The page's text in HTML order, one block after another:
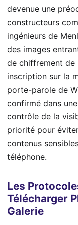
devenue une
constructeurs
ingénieurs de
des images
de chiffrement
inscription sur la
porte-parole de
confirmé dans
contrôle de la
priorité pour
contenus
téléphone.
Les
Télécharger
Galerie